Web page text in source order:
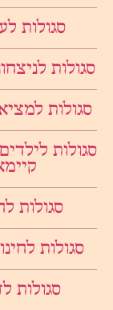
סגולות
סגולות
סגולות
סגולות
סגולות
סגולות
סגולות